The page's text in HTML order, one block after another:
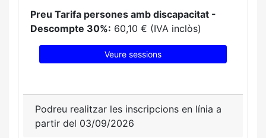
Preu Tarifa persones amb discapacitat -
Descompte 30%: 60,10 € (IVA inclòs)
Veure sessions
Podreu realitzar les inscripcions en línia a
partir del 03/09/2026